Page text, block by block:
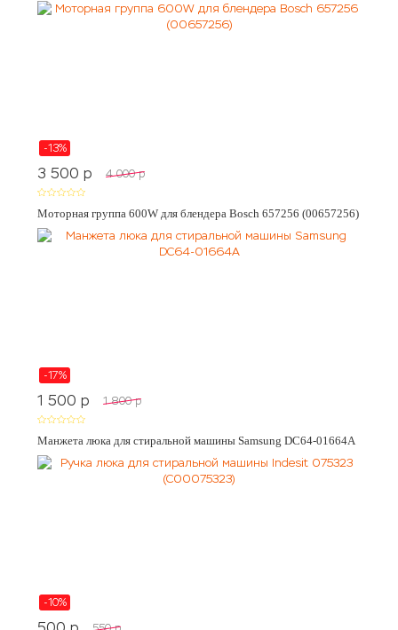
-13%
3 500 p 4 000 p
Моторная группа 600W для блендера Bosch 657256 (00657256)
-17%
1 500 p 1 800 p
Манжета люка для стиральной машины Samsung DC64-01664A
-10%